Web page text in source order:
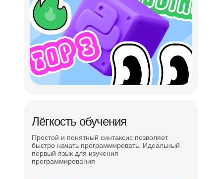
Лёгкость обучения
Простой и понятный синтаксис позволяет
быстро начать программировать. Идеальный
первый язык для изучения
программирования
Постановка и решение задач
Проектное и логическое мышление
Командная работа
Навыки эффективной коммуникации